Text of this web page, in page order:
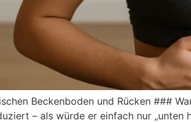
Bec︇kenboden und︇ Rüc︇ken #‬#‬#‬
–‬ als︇ wür︇de er ein︇fach nur︇